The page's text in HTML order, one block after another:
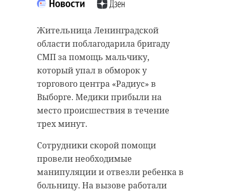
Жительница Ленинградской
области поблагодарила бригаду
СМП за помощь мальчику,
который упал в обморок у
торгового центра «Радиус» в
Выборге. Медики прибыли на
место происшествия в течение
трех минут.
Сотрудники скорой помощи
провели необходимые
манипуляции и отвезли ребенка в
больницу. На вызове работали